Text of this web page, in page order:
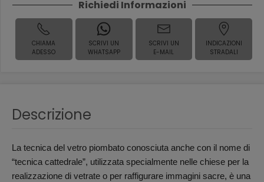
Richiedi Informazioni
CHIAMA
ADESSO
SCRIVI UN
WHATSAPP
SCRIVI UN
E-MAIL
INDICAZIONI
STRADALI
Descrizione
La tecnica del vetro piombato conosciuta anche con il nome di
“tecnica cattedrale”, utilizzata specialmente nelle chiese per la
realizzazione di vetrate o per raffigurare immagini sacre, è una